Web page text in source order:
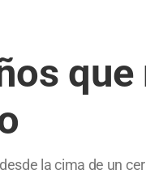
que
la cima de un